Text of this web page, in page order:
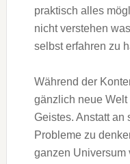
praktisch alles
nicht verstehen
selbst erfahren zu
Während der
gänzlich neue
Geistes. Anstatt an
Probleme zu
ganzen Universum